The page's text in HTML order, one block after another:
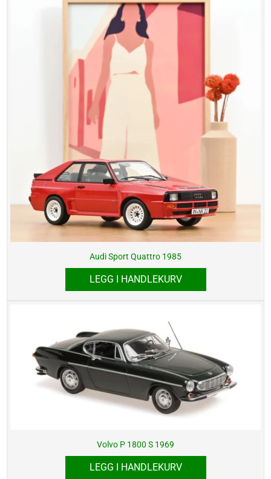
Audi Sport Quattro 1985
LEGG I HANDLEKURV
Volvo P 1800 S 1969
LEGG I HANDLEKURV